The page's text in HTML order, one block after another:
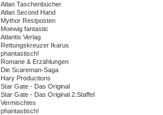
Atlan Taschenbücher
Atlan Second Hand
Mythor Restposten
Moewig fantastic
Atlantis Verlag
Rettungskreuzer Ikarus
phantastisch!
Romane & Erzählungen
Die Scareman-Saga
Hary Productions
Star Gate - Das Original
Star Gate - Das Original 2.Staffel
Vermischtes
phantastisch!